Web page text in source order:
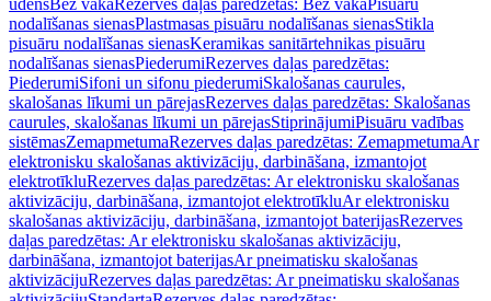
ūdensBez vākaRezerves daļas paredzētas: Bez vākaPisuāru
nodalīšanas sienasPlastmasas pisuāru nodalīšanas sienasStikla
pisuāru nodalīšanas sienasKeramikas sanitārtehnikas pisuāru
nodalīšanas sienasPiederumiRezerves daļas paredzētas:
PiederumiSifoni un sifonu piederumiSkalošanas caurules,
skalošanas līkumi un pārejasRezerves daļas paredzētas: Skalošanas
caurules, skalošanas līkumi un pārejasStiprinājumiPisuāru vadības
sistēmasZemapmetumaRezerves daļas paredzētas: ZemapmetumaAr
elektronisku skalošanas aktivizāciju, darbināšana, izmantojot
elektrotīkluRezerves daļas paredzētas: Ar elektronisku skalošanas
aktivizāciju, darbināšana, izmantojot elektrotīkluAr elektronisku
skalošanas aktivizāciju, darbināšana, izmantojot baterijasRezerves
daļas paredzētas: Ar elektronisku skalošanas aktivizāciju,
darbināšana, izmantojot baterijasAr pneimatisku skalošanas
aktivizācijuRezerves daļas paredzētas: Ar pneimatisku skalošanas